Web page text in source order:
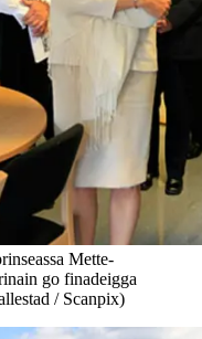
Mette-
go finadeigga
/ Scanpix)